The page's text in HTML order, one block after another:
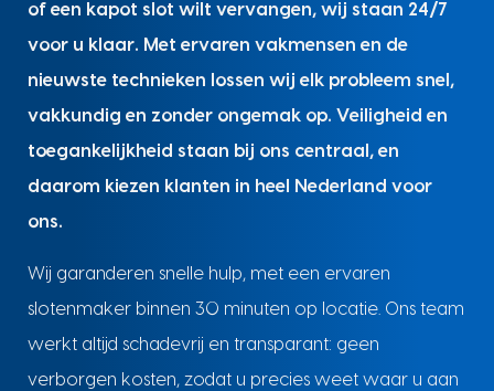
of een kapot slot wilt vervangen, wij staan 24/7
voor u klaar. Met ervaren vakmensen en de
nieuwste technieken lossen wij elk probleem snel,
vakkundig en zonder ongemak op. Veiligheid en
toegankelijkheid staan bij ons centraal, en
daarom kiezen klanten in heel Nederland voor
ons.
Wij garanderen snelle hulp, met een ervaren
slotenmaker binnen 30 minuten op locatie. Ons team
werkt altijd schadevrij en transparant: geen
verborgen kosten, zodat u precies weet waar u aan